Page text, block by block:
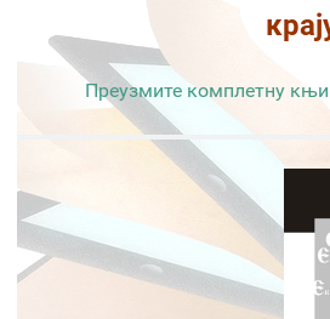
Преузмите комплетну